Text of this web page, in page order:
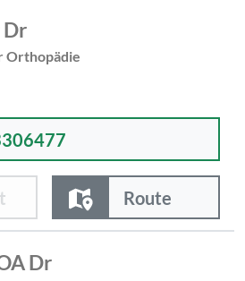
Dr
Orthopädie
Route
Dr